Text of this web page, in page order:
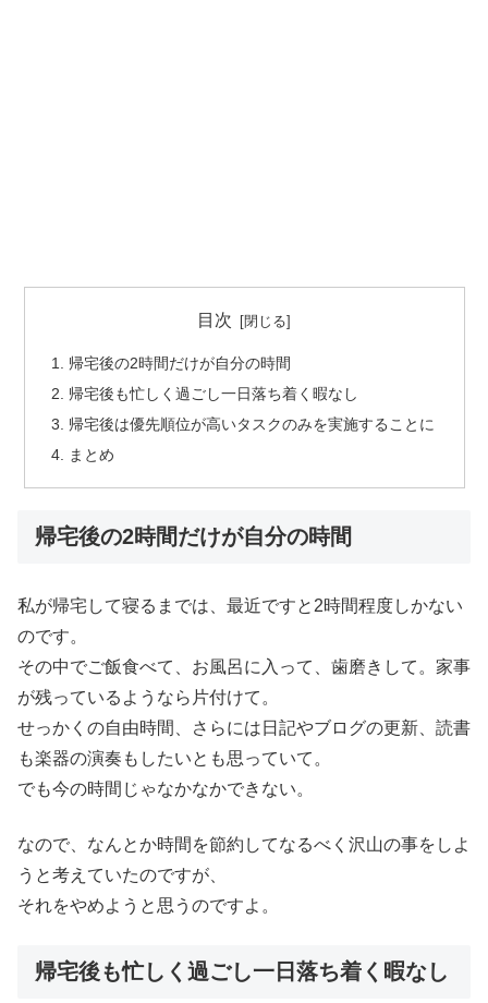
目次
帰宅後の2時間だけが自分の時間
帰宅後も忙しく過ごし一日落ち着く暇なし
帰宅後は優先順位が高いタスクのみを実施することに
まとめ
帰宅後の2時間だけが自分の時間
私が帰宅して寝るまでは、最近ですと2時間程度しかない
のです。
その中でご飯食べて、お風呂に入って、歯磨きして。家事
が残っているようなら片付けて。
せっかくの自由時間、さらには日記やブログの更新、読書
も楽器の演奏もしたいとも思っていて。
でも今の時間じゃなかなかできない。
なので、なんとか時間を節約してなるべく沢山の事をしよ
うと考えていたのですが、
それをやめようと思うのですよ。
帰宅後も忙しく過ごし一日落ち着く暇なし